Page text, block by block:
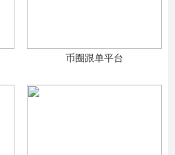
币圈跟单平台